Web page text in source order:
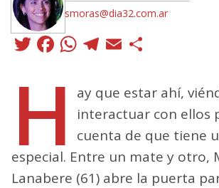
smoras@dia32.com.ar
Twitter
Facebook
WhatsApp
Telegram
Email
H
ay que estar ahí,
interactuar con ellos
cuenta de que tiene
especial. Entre un mate y otro,
Lanabere (61) abre la puerta